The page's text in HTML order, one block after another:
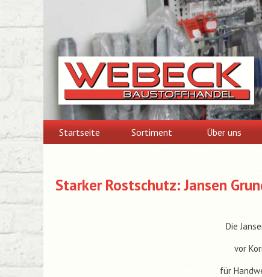
content
Startseite Sortiment Über uns
Starker Rostschutz: Jansen
Die
vor
für